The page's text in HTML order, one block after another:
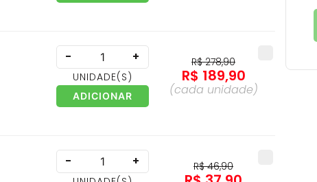
- +
UNIDADE(S)
ADICIONAR
R$ 278,90
R$ 189,90
(cada unidade)
- + R$ 46,90